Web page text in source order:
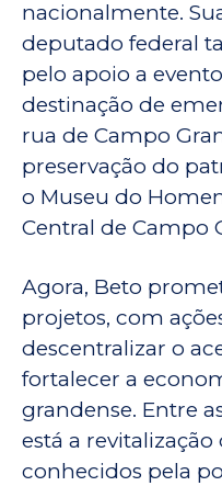
nacionalmente.
deputado federal
pelo apoio a
destinação de
rua de Campo
preservação do
o Museu do
Central de Campo
Agora, Beto
projetos, com
descentralizar o
fortalecer a
grandense. Entre
está a
conhecidos pela